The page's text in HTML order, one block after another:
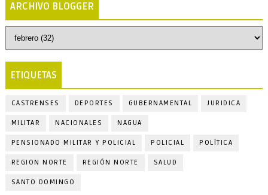
ARCHIVO BLOGGER
ETIQUETAS
CASTRENSES DEPORTES GUBERNAMENTAL JURIDICA
MILITAR NACIONALES NAGUA
PENSIONADO MILITAR Y POLICIAL POLICIAL POLÍTICA
REGION NORTE REGIÓN NORTE SALUD
SANTO DOMINGO